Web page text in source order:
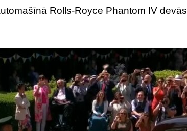
Rolls-Royce Phantom IV devās